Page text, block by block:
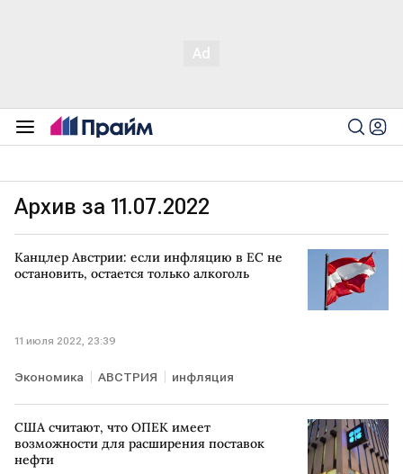
Архив за 11.07.2022
Канцлер Австрии: если инфляцию в ЕС не
остановить, остается только алкоголь
11 июля 2022, 23:39
Экономика АВСТРИЯ инфляция
США считают, что ОПЕК имеет
возможности для расширения поставок
нефти